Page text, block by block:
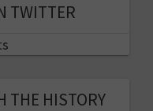
TWITTER
THE HISTORY